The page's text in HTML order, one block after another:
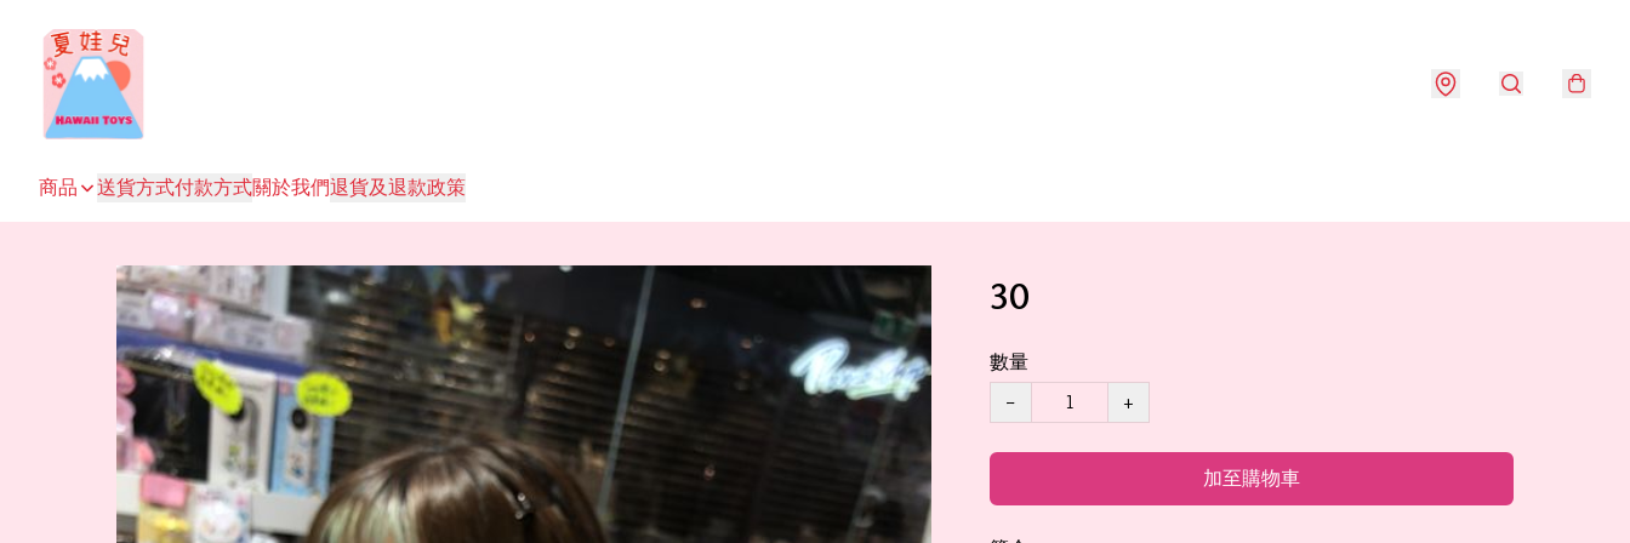
商品 送貨方式付款方式關於我們退貨及退款政策
30
數量
−
+
加至購物車